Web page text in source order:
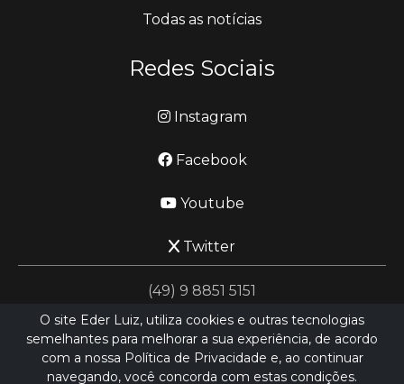
Todas as notícias
Redes Sociais
Instagram
Facebook
Youtube
Twitter
(49) 9 8851 5151
jornalismo@ederluiz.com.vc
O site Eder Luiz, utiliza cookies e outras tecnologias
semelhantes para melhorar a sua experiência, de acordo
com a nossa Política de Privacidade e, ao continuar
navegando, você concorda com estas condições.